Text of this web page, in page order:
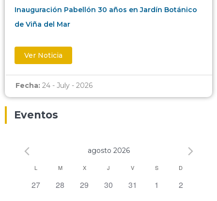
Inauguración Pabellón 30 años en Jardín Botánico
de Viña del Mar
Ver Noticia
Fecha: 24 - July - 2026
Eventos
agosto 2026
Calendario
de
L M X J V S D
0 eventos,
27 0 eventos,
28 0 eventos,
29 0 eventos,
30 0 eventos,
31 0 eventos,
1 0 eventos,
2